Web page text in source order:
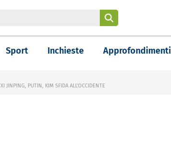
Sport Inchieste Approfondimenti
XI JINPING, PUTIN, KIM SFIDA ALL'OCCIDENTE